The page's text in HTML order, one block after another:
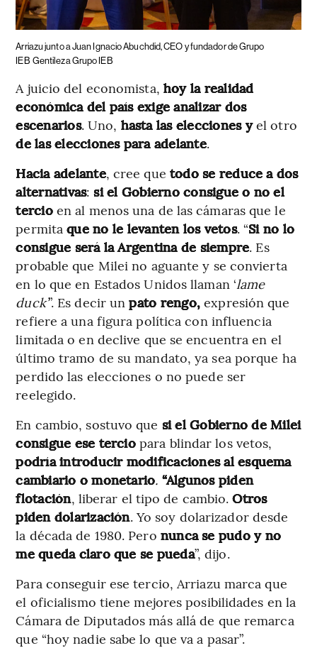
Arriazu junto a Juan Ignacio Abuchdid, CEO y fundador de Grupo
IEB Gentileza Grupo IEB
A juicio del economista, hoy la realidad
económica del país exige analizar dos
escenarios. Uno, hasta las elecciones yel otro
de las elecciones para adelante.
Hacia adelante, cree que todo se reduce a dos
alternativas:si el Gobierno consigue o no el
tercioen al menos una de las cámaras que le
permitaque no le levanten los vetos. “Si no lo
consigue será la Argentina de siempre. Es
probable que Milei no aguante y se convierta
en lo que en Estados Unidos llaman ‘lame
duck’”. Es decir unpato rengo,expresión que
refiere a una figura política con influencia
limitada o en declive que se encuentra en el
último tramo de su mandato, ya sea porque ha
perdido las elecciones o no puede ser
reelegido.
En cambio, sostuvo que si el Gobierno de Milei
consigue ese terciopara blindar los vetos,
podría introducir modificaciones al esquema
cambiario o monetario. “Algunos piden
flotación, liberar el tipo de cambio.Otros
piden dolarización. Yo soy dolarizador desde
la década de 1980. Pero nunca se pudo y no
me queda claro que se pueda”, dijo.
Para conseguir ese tercio, Arriazu marca que
el oficialismo tiene mejores posibilidades en la
Cámara de Diputados más allá de que remarca
que “hoy nadie sabe lo que va a pasar”.